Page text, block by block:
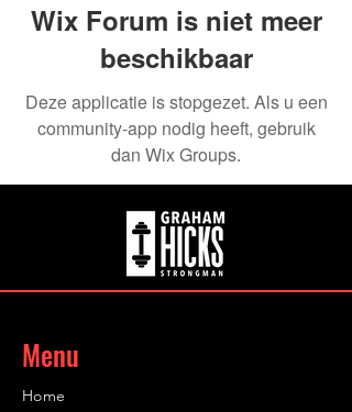
Wix Forum is niet meer
beschikbaar
Deze applicatie is stopgezet. Als u een
community-app nodig heeft, gebruik
dan Wix Groups.
Menu
Home